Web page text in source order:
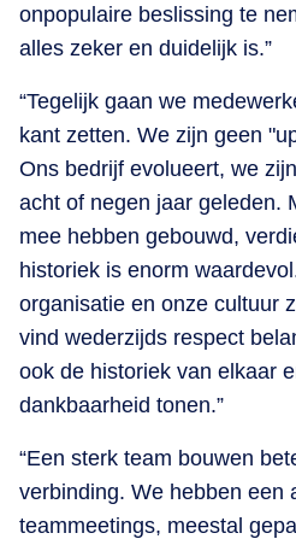
onpopulaire beslissing te
alles zeker en duidelijk is.”
“Tegelijk gaan we
kant zetten. We zijn geen
Ons bedrijf evolueert, we
acht of negen jaar geleden.
mee hebben gebouwd,
historiek is enorm
organisatie en onze cultuur
vind wederzijds respect
ook de historiek van elkaar
dankbaarheid tonen.”
“Een sterk team bouwen
verbinding. We hebben een
teammeetings, meestal